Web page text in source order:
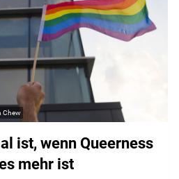
Chew
ist, wenn Queerness
mehr ist